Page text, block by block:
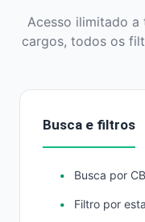
Acesso ilimitado a
cargos, todos os
Busca e filtros
Busca por
Filtro por